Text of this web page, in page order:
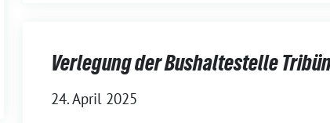
Verlegung der Bushaltestelle
24. April 2025